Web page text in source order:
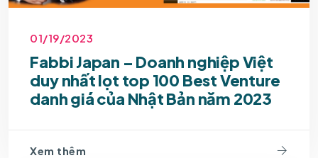
01/19/2023
Fabbi Japan – Doanh nghiệp Việt
duy nhất lọt top 100 Best Venture
danh giá của Nhật Bản năm 2023
Xem thêm